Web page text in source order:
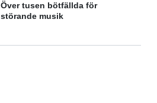
Över tusen bötfällda för
störande musik